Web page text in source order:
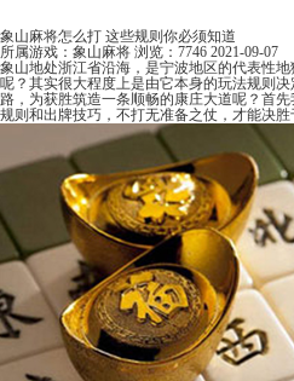
象山麻将怎么打 这些规则你必须知道
所属游戏： 象山麻将 浏览：7746 2021-09-07
象山地处浙江省沿海，是宁波地区的代表性
呢？其实很大程度上是由它本身的玩法规则
路，为获胜筑造一条顺畅的康庄大道呢？首
规则和出牌技巧，不打无准备之仗，才能决胜